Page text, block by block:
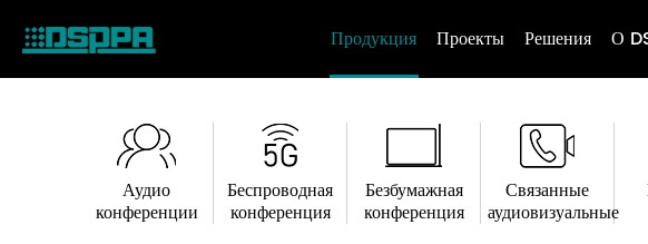
Продукция Проекты Решения О
Аудио
конференции
Беспроводная
конференция
Безбумажная
конференция
Связанные
аудиовизуальные